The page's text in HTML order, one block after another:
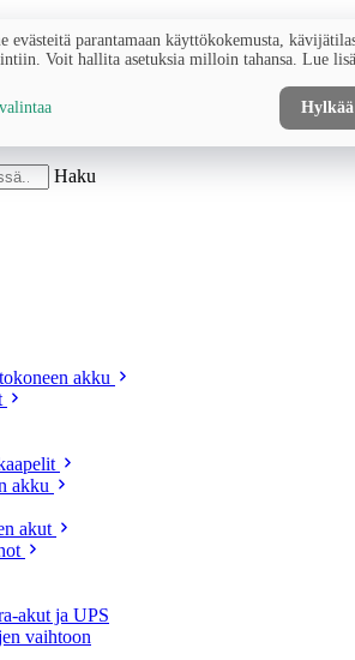
Haku
akku
akku
akut
akut ja UPS
vaihtoon
evästeitä parantamaan käyttökokemusta,
Voit hallita asetuksia milloin tahansa. Lue
Hylkää